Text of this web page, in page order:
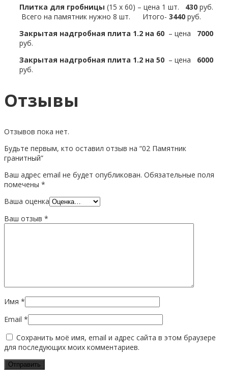
Плитка для гробницы (15 х 60) – цена 1 шт. 430 руб.
Всего на памятник нужно 8 шт. Итого- 3440 руб.
Закрытая надгробная плита 1.2 на 60 – цена 7000
руб.
Закрытая надгробная плита 1.2 на 50 – цена 6000
руб.
Отзывы
Отзывов пока нет.
Будьте первым, кто оставил отзыв на “02 Памятник
гранитный”
Ваш адрес email не будет опубликован. Обязательные поля
помечены *
Ваша оценка
Ваш отзыв *
Имя *
Email *
Сохранить моё имя, email и адрес сайта в этом браузере
для последующих моих комментариев.